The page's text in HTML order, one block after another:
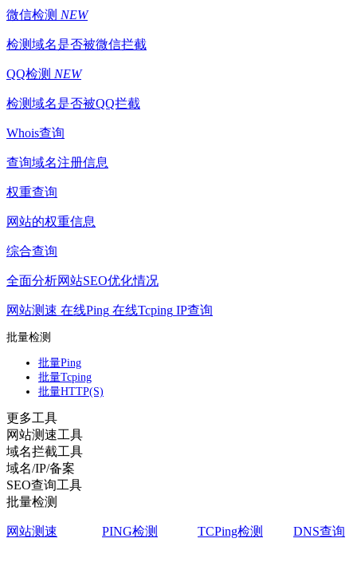
微信检测 NEW
检测域名是否被微信拦截
QQ检测 NEW
检测域名是否被QQ拦截
Whois查询
查询域名注册信息
权重查询
网站的权重信息
综合查询
全面分析网站SEO优化情况
网站测速 在线Ping 在线Tcping IP查询
批量检测
批量Ping
批量Tcping
批量HTTP(S)
更多工具
网站测速工具
域名拦截工具
域名/IP/备案
SEO查询工具
批量检测
网站测速 PING检测 TCPing检测 DNS查询